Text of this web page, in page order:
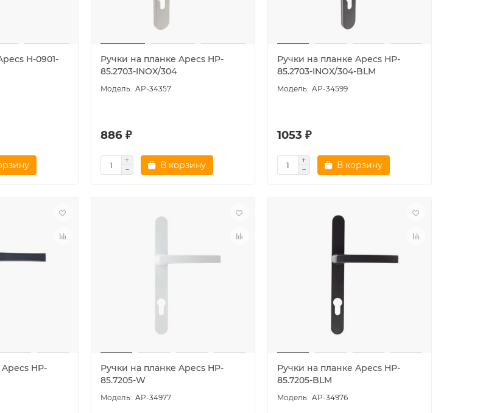
H-0901-
Ручки на планке Apecs HP-
85.2703-INOX/304
AP-34357
886 ₽
В корзину
Ручки на планке Apecs HP-
85.2703-INOX/304-BLM
AP-34599
1053 ₽
В корзину
HP-
Ручки на планке Apecs HP-
85.7205-W
AP-34977
Ручки на планке Apecs HP-
85.7205-BLM
AP-34976